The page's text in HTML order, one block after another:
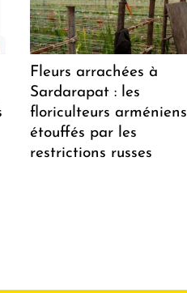
Fleurs arrachées à
Sardarapat : les
floriculteurs arméniens
étouffés par les
restrictions russes